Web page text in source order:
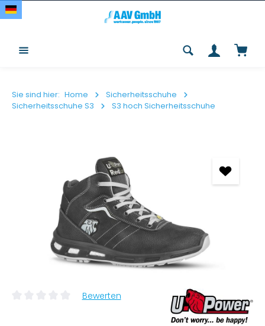
Zum Hauptinhalt springen
Sie sind hier: Home
Sicherheitsschuhe
Sicherheitsschuhe S3
S3 hoch Sicherheitsschuhe
Durchschnittliche Bewertung von 0 von 5 Sternen
Bewerten